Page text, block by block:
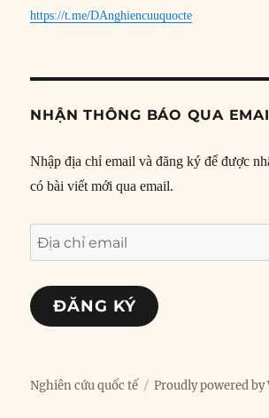
https://t.me/DAnghiencuuquocte
NHẬN THÔNG BÁO QUA
Nhập địa chỉ email và đăng ký để được
có bài viết mới qua email.
Địa
chỉ
email
ĐĂNG KÝ
Nghiên cứu quốc tế Proudly powered by